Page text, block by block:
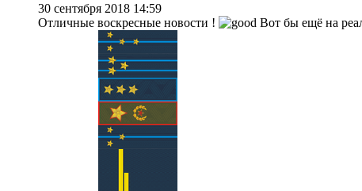
30 сентября 2018 14:59
Отличные воскресные новости !
Вот бы ещё на